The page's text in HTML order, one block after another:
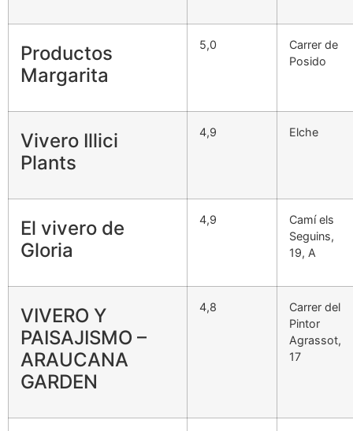
Productos
Margarita
5,0
Carrer de
Posido
Vivero Illici
Plants
4,9 Elche
El vivero de
Gloria
4,9
Camí els
Seguins,
19, A
VIVERO Y
PAISAJISMO –
ARAUCANA
GARDEN
4,8
Carrer del
Pintor
Agrassot,
17